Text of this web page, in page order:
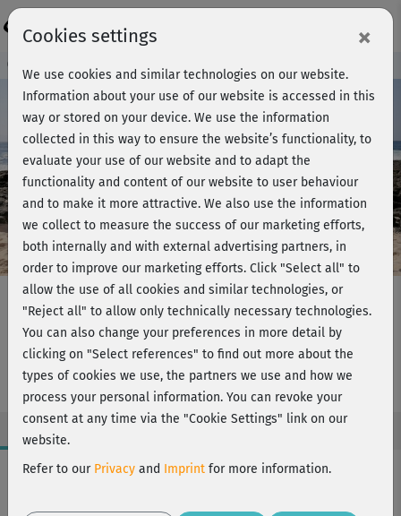
Play
Video
Course preview - join now!
Bodywork & Pilates Flow - Workout
1
Workout Facts
Cookies settings ×
We use cookies and similar technologies on our website.
Information about your use of our website is accessed in this
way or stored on your device. We use the information
collected in this way to ensure the website’s functionality, to
evaluate your use of our website and to adapt the
functionality and content of our website to user behaviour
and to make it more attractive. We also use the information
we collect to measure the success of our marketing efforts,
both internally and with external advertising partners, in
order to improve our marketing efforts. Click "Select all" to
allow the use of all cookies and similar technologies, or
"Reject all" to allow only technically necessary technologies.
You can also change your preferences in more detail by
clicking on "Select references" to find out more about the
types of cookies we use, the partners we use and how we
process your personal information. You can revoke your
consent at any time via the "Cookie Settings" link on our
website.
Refer to our Privacy and Imprint for more information.